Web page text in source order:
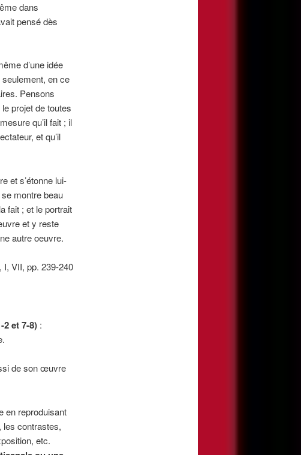
dans
pensé dès
d’une idée
en ce
Pensons
projet de toutes
qu’il fait ; il
et qu’il
et s’étonne lui-
montre beau
fait ; et le portrait
et y reste
autre oeuvre.
I, VII, pp. 239-240
et 7-8) :
de son œuvre
en reproduisant
les contrastes,
etc.